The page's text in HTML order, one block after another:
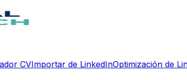
CVImportar de LinkedInOptimización de